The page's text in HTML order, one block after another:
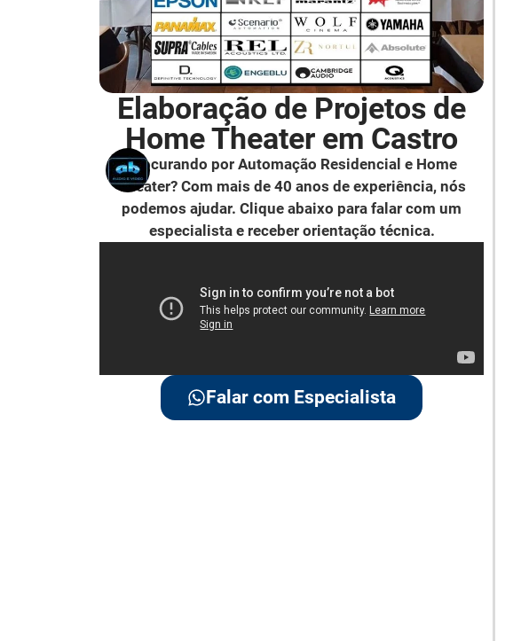
Elaboração de Projetos de
Home Theater em Castro
Procurando por Automação Residencial e Home
Theater? Com mais de 40 anos de experiência, nós
podemos ajudar. Clique abaixo para falar com um
especialista e receber orientação técnica.
Falar com Especialista